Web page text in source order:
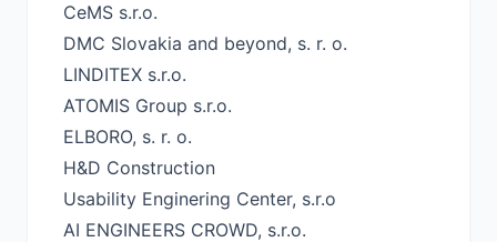
CeMS s.r.o.
DMC Slovakia and beyond, s. r. o.
LINDITEX s.r.o.
ATOMIS Group s.r.o.
ELBORO, s. r. o.
H&D Construction
Usability Enginering Center, s.r.o
AI ENGINEERS CROWD, s.r.o.